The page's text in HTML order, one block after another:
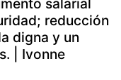
salarial
reducción
digna y un
| Ivonne